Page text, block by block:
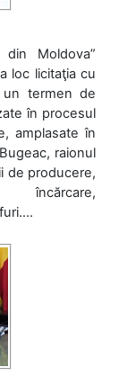
Moldova”
loc licitaţia cu
un termen de
în procesul
amplasate în
raionul
de producere,